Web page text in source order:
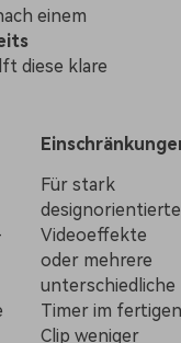
einem
diese klare
Für stark
designorientierte
Videoeffekte
oder mehrere
unterschiedliche
Timer im fertigen
Clip weniger